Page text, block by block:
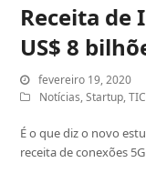
Receita de
US$ 8
fevereiro 19, 2020
Notícias,Startup,
É o que diz o novo
receita de conexões